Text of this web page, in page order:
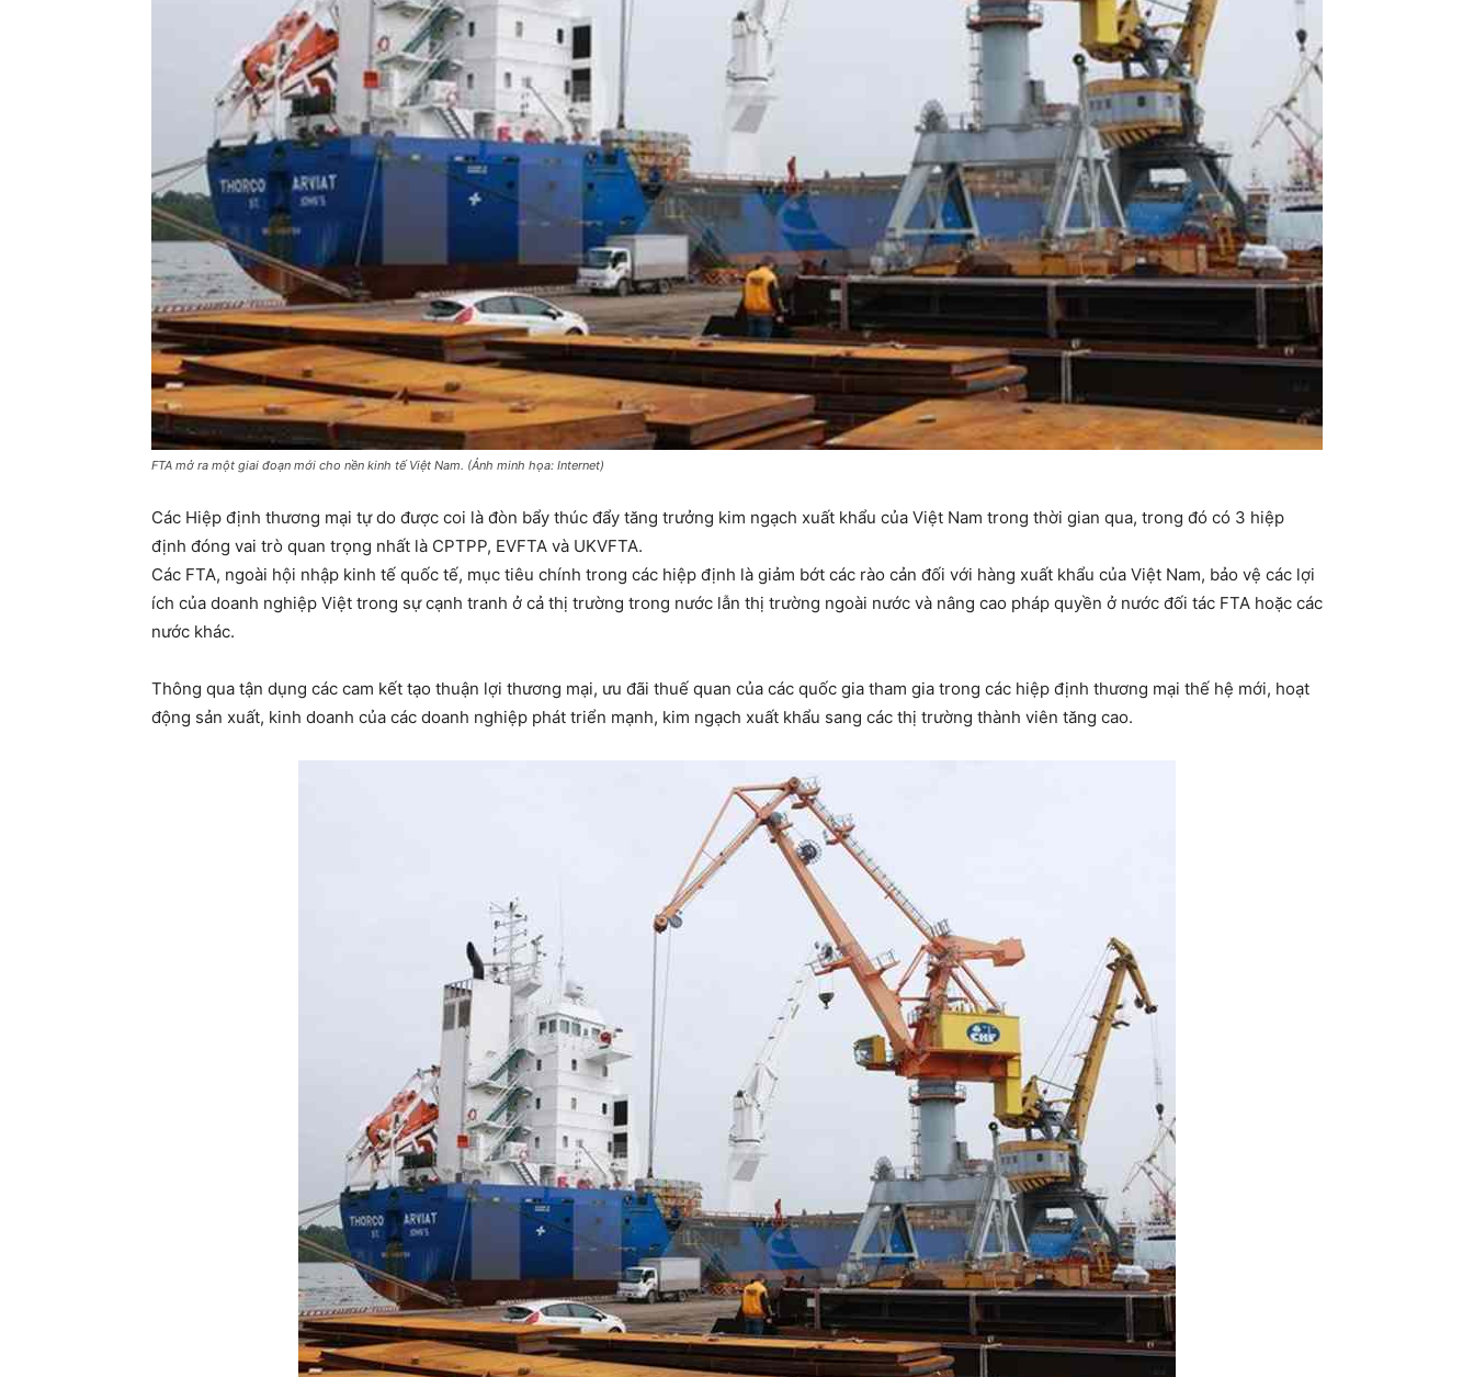
FTA mở ra một giai đoạn mới cho nền kinh tế Việt Nam. (Ảnh minh họa: Internet)
Các Hiệp định thương mại tự do được coi là đòn bẩy thúc đẩy tăng trưởng kim ngạch xuất khẩu của Việt Nam trong thời gian qua, trong đó có 3 hiệp
định đóng vai trò quan trọng nhất là CPTPP, EVFTA và UKVFTA.
Các FTA, ngoài hội nhập kinh tế quốc tế, mục tiêu chính trong các hiệp định là giảm bớt các rào cản đối với hàng xuất khẩu của Việt Nam, bảo vệ các lợi
ích của doanh nghiệp Việt trong sự cạnh tranh ở cả thị trường trong nước lẫn thị trường ngoài nước và nâng cao pháp quyền ở nước đối tác FTA hoặc các
nước khác.
Thông qua tận dụng các cam kết tạo thuận lợi thương mại, ưu đãi thuế quan của các quốc gia tham gia trong các hiệp định thương mại thế hệ mới, hoạt
động sản xuất, kinh doanh của các doanh nghiệp phát triển mạnh, kim ngạch xuất khẩu sang các thị trường thành viên tăng cao.